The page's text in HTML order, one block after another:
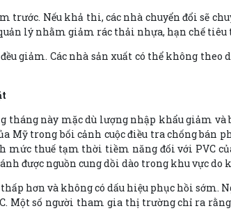
Nếu khả thi, các nhà chuyển đổi sẽ
lý nhằm giảm rác thải nhựa, hạn chế tiêu
giảm. Các nhà sản xuất có thể không
tháng này mặc dù lượng nhập khẩu giảm
trong bối cảnh cuộc điều tra chống bán
mức thuế tạm thời tiềm năng đối với PVC
được nguồn cung dồi dào trong khu vực
hơn và không có dấu hiệu phục hồi sớm.
Một số người tham gia thị trường chỉ ra